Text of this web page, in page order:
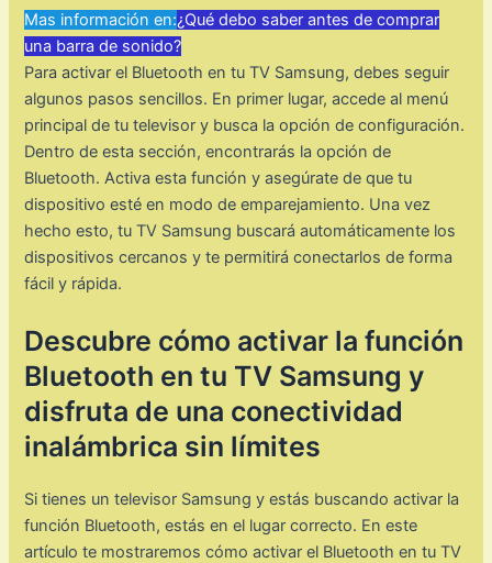
Mas información en:¿Qué debo saber antes de comprar
una barra de sonido?
Para activar el Bluetooth en tu TV Samsung, debes seguir
algunos pasos sencillos. En primer lugar, accede al menú
principal de tu televisor y busca la opción de configuración.
Dentro de esta sección, encontrarás la opción de
Bluetooth. Activa esta función y asegúrate de que tu
dispositivo esté en modo de emparejamiento. Una vez
hecho esto, tu TV Samsung buscará automáticamente los
dispositivos cercanos y te permitirá conectarlos de forma
fácil y rápida.
Descubre cómo activar la función
Bluetooth en tu TV Samsung y
disfruta de una conectividad
inalámbrica sin límites
Si tienes un televisor Samsung y estás buscando activar la
función Bluetooth, estás en el lugar correcto. En este
artículo te mostraremos cómo activar el Bluetooth en tu TV